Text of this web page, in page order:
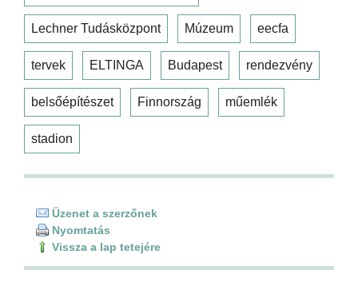
Lechner Tudásközpont Múzeum eecfa
tervek ELTINGA Budapest rendezvény
belsőépítészet Finnország műemlék
stadion
Üzenet a szerzőnek
Nyomtatás
Vissza a lap tetejére